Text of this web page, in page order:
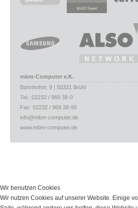
mbm-Computer e.K.
Bahnhofstr. 9 | 50321 Brühl
Tel.: 02232 / 969 38-0
Fax: 02232 / 969 38-99
info@mbm-computer.de
www.mbm-computer.de
Wir benutzen Cookies
Wir nutzen Cookies auf unserer Website. Einige